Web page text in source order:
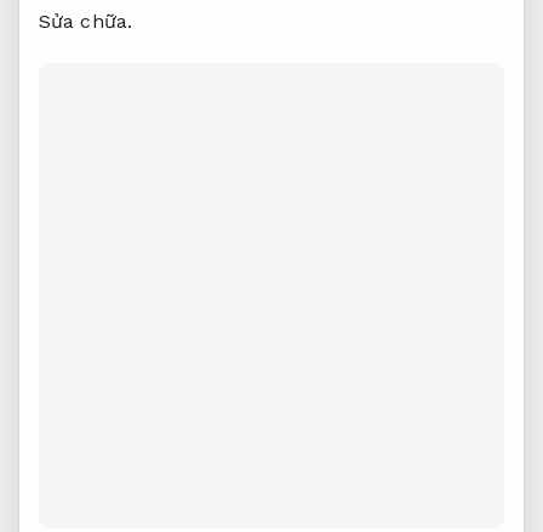
Sửa chữa.